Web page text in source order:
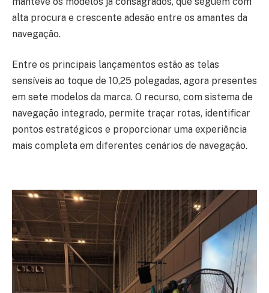
alta procura e crescente adesão entre os amantes da
navegação.
Entre os principais lançamentos estão as telas
sensíveis ao toque de 10,25 polegadas, agora presentes
em sete modelos da marca. O recurso, com sistema de
navegação integrado, permite traçar rotas, identificar
pontos estratégicos e proporcionar uma experiência
mais completa em diferentes cenários de navegação.